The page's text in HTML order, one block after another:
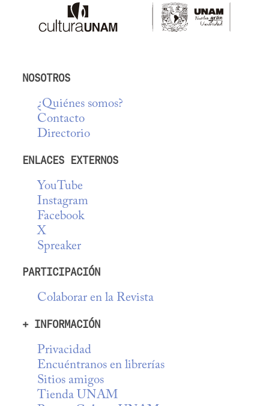
NOSOTROS
¿Quiénes somos?
Contacto
Directorio
ENLACES EXTERNOS
YouTube
Instagram
Facebook
X
Spreaker
PARTICIPACIÓN
Colaborar en la Revista
+ INFORMACIÓN
Privacidad
Encuéntranos en librerías
Sitios amigos
Tienda UNAM